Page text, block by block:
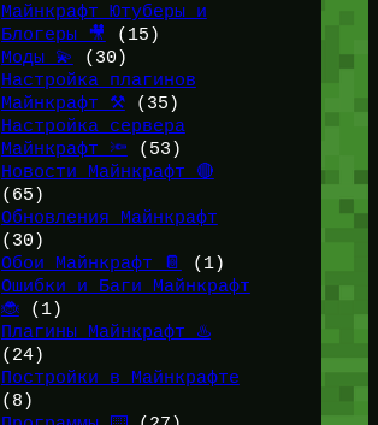
Майнкрафт Ютуберы и
Блогеры 🎥
(15)
Моды 💫
(30)
Настройка плагинов
Майнкрафт ⚒️(35)
Настройка сервера
Майнкрафт 🔦 (53)
Новости Майнкрафт 🔴
(65)
Обновления Майнкрафт
(30)
Обои Майнкрафт 📔
(1)
Ошибки и Баги Майнкрафт
🐞(1)
Плагины Майнкрафт ♨️
(24)
Постройки в Майнкрафте
(8)